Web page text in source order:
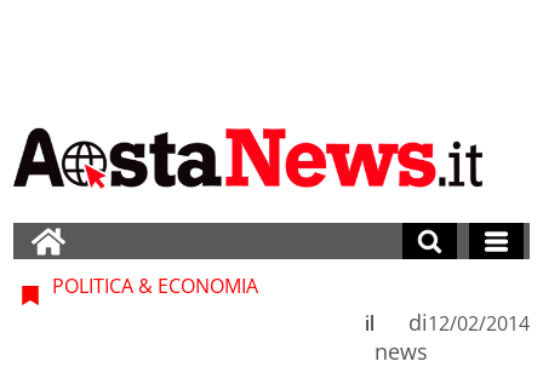
POLITICA & ECONOMIA
di
news
il 12/02/2014